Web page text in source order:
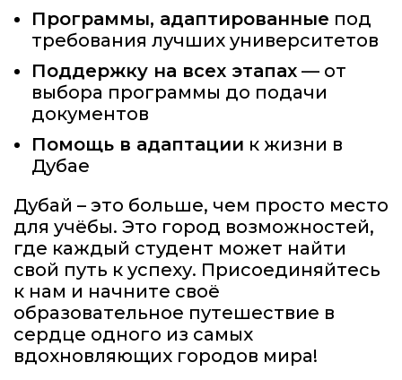
Программы, адаптированные под
требования лучших университетов
Поддержку на всех этапах — от
выбора программы до подачи
документов
Помощь в адаптации к жизни в
Дубае
Дубай – это больше, чем просто место
для учёбы. Это город возможностей,
где каждый студент может найти
свой путь к успеху. Присоединяйтесь
к нам и начните своё
образовательное путешествие в
сердце одного из самых
вдохновляющих городов мира!